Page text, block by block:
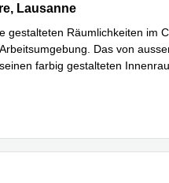
12, Lausanne
Lausanne
gestalteten Räumlichkeiten im
Das von
farbig gestalteten